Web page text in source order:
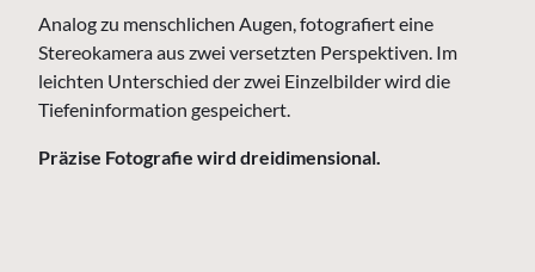
Analog zu menschlichen Augen, fotografiert eine
Stereokamera aus zwei versetzten Perspektiven. Im
leichten Unterschied der zwei Einzelbilder wird die
Tiefeninformation gespeichert.
Präzise Fotografie wird dreidimensional.